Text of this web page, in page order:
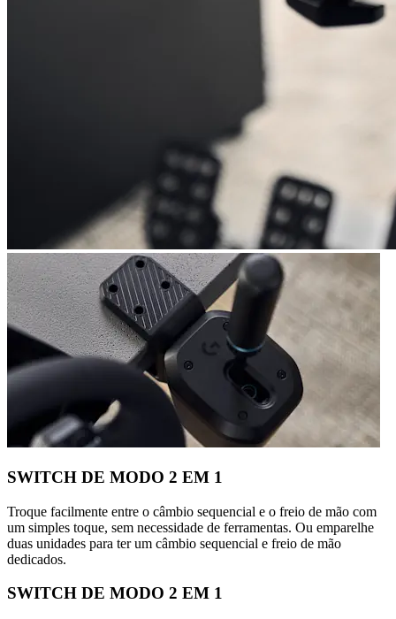
SWITCH DE MODO 2 EM 1
Troque facilmente entre o câmbio sequencial e o freio de mão com
um simples toque, sem necessidade de ferramentas. Ou emparelhe
duas unidades para ter um câmbio sequencial e freio de mão
dedicados.
SWITCH DE MODO 2 EM 1